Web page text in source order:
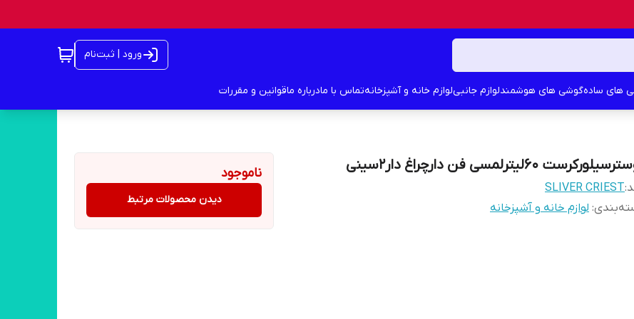
ورود | ثبت‌نام
های سادهگوشی های هوشمندلوازم جانبیلوازم خانه و آشپزخانهتماس با مادرباره ماقوانین و مقررات
۶۰لیترلمسی فن دارچراغ دار۲سینی
SLIVER CRIEST
: لوازم خانه و آشپزخانه
ناموجود
دیدن محصولات مرتبط